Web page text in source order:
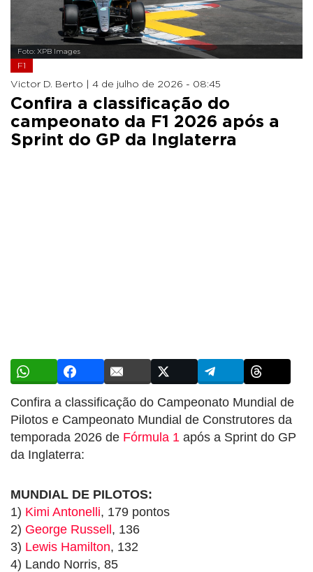
Foto: XPB Images
F1
Victor D. Berto | 4 de julho de 2026 - 08:45
Confira a classificação do
campeonato da F1 2026 após a
Sprint do GP da Inglaterra
Confira a classificação do Campeonato Mundial de
Pilotos e Campeonato Mundial de Construtores da
temporada 2026 de Fórmula 1 após a Sprint do GP
da Inglaterra:
MUNDIAL DE PILOTOS:
1) Kimi Antonelli, 179 pontos
2) George Russell, 136
3) Lewis Hamilton, 132
4) Lando Norris, 85